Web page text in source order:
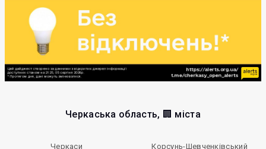
Черкаська область, 🏢 міста
Черкаси Корсунь-Шевченківський